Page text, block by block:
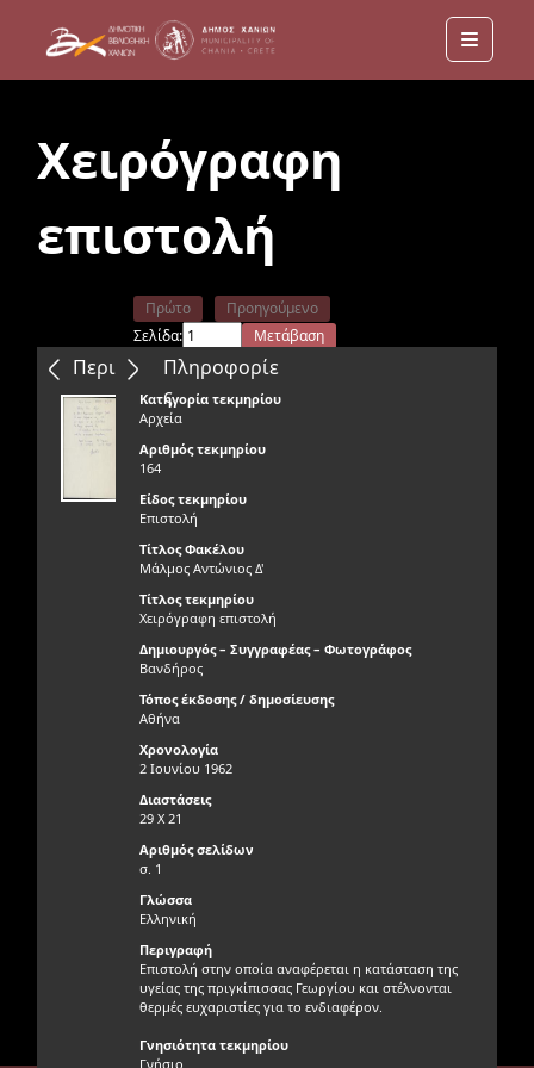
Menu
Χειρόγραφη
επιστολή
Περιεχόμενα
Πρώτο
Προηγούμενο
Σελίδα:
Μετάβαση
Επόμενο
Τελευταίο
Πληροφορίε
ς
Κατηγορία τεκμηρίου
Αρχεία
Αριθμός τεκμηρίου
164
Είδος τεκμηρίου
Επιστολή
Τίτλος Φακέλου
Μάλμος Αντώνιος Δ'
Τίτλος τεκμηρίου
Χειρόγραφη επιστολή
Δημιουργός – Συγγραφέας – Φωτογράφος
Βανδήρος
Τόπος έκδοσης / δημοσίευσης
Αθήνα
Χρονολογία
2 Ιουνίου 1962
Διαστάσεις
29 Χ 21
Αριθμός σελίδων
σ. 1
Γλώσσα
Ελληνική
Περιγραφή
Επιστολή στην οποία αναφέρεται η κατάσταση της
υγείας της πριγκίπισσας Γεωργίου και στέλνονται
θερμές ευχαριστίες για το ενδιαφέρον.
Γνησιότητα τεκμηρίου
Γνήσιο